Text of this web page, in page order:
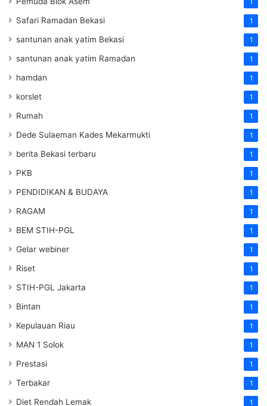
Safari Ramadan Bekasi 1
santunan anak yatim Bekasi 1
santunan anak yatim Ramadan 1
hamdan 1
korslet 1
Rumah 1
Dede Sulaeman Kades Mekarmukti 1
berita Bekasi terbaru 1
PKB 1
PENDIDIKAN & BUDAYA 1
RAGAM 1
BEM STIH-PGL 1
Gelar webiner 1
Riset 1
STIH-PGL Jakarta 1
Bintan 1
Kepulauan Riau 1
MAN 1 Solok 1
Prestasi 1
Terbakar 1
Diet Rendah Lemak 1